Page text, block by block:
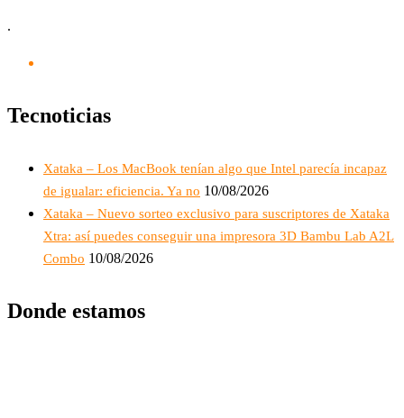
.
Tecnoticias
Xataka – Los MacBook tenían algo que Intel parecía incapaz
de igualar: eficiencia. Ya no 10/08/2026
Xataka – Nuevo sorteo exclusivo para suscriptores de Xataka
Xtra: así puedes conseguir una impresora 3D Bambu Lab A2L
Combo 10/08/2026
Donde estamos